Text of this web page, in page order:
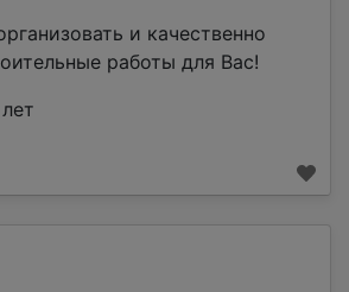
и качественно
работы для Вас!